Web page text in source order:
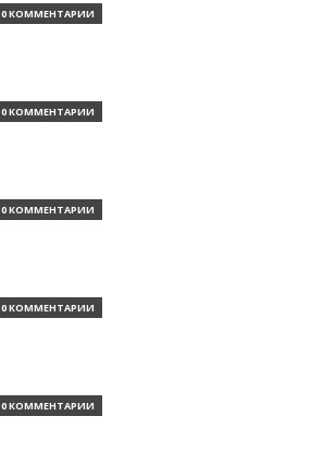
0 КОММЕНТАРИИ
0 КОММЕНТАРИИ
0 КОММЕНТАРИИ
0 КОММЕНТАРИИ
0 КОММЕНТАРИИ